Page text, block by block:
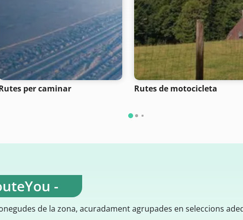
per caminar Rutes de motocicleta
-
de la zona, acuradament agrupades en seleccions